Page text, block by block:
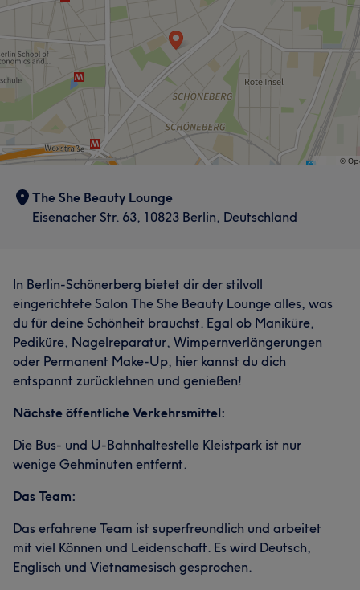
The She Beauty Lounge
Eisenacher Str. 63, 10823 Berlin, Deutschland
In Berlin-Schönerberg bietet dir der stilvoll
eingerichtete Salon The She Beauty Lounge alles, was
du für deine Schönheit brauchst. Egal ob Maniküre,
Pediküre, Nagelreparatur, Wimpernverlängerungen
oder Permanent Make-Up, hier kannst du dich
entspannt zurücklehnen und genießen!
Nächste öffentliche Verkehrsmittel:
Die Bus- und U-Bahnhaltestelle Kleistpark ist nur
wenige Gehminuten entfernt.
Das Team:
Das erfahrene Team ist superfreundlich und arbeitet
mit viel Können und Leidenschaft. Es wird Deutsch,
Englisch und Vietnamesisch gesprochen.